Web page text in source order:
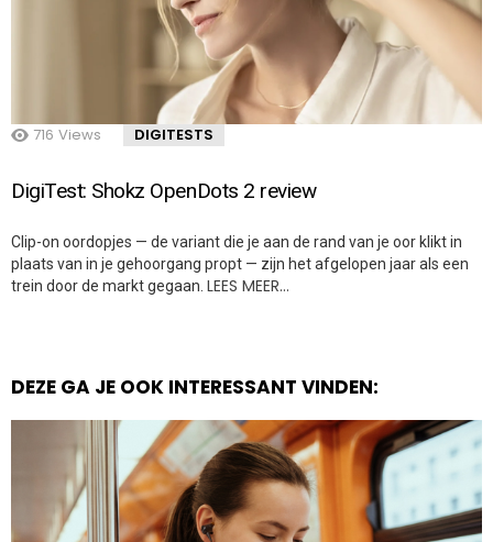
716 Views DIGITESTS
DigiTest: Shokz OpenDots 2 review
Clip-on oordopjes — de variant die je aan de rand van je oor klikt in
plaats van in je gehoorgang propt — zijn het afgelopen jaar als een
trein door de markt gegaan. LEES MEER…
DEZE GA JE OOK INTERESSANT VINDEN: